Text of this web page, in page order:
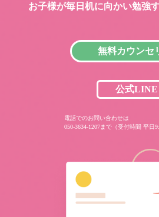
お子様が毎日机に向かい勉強
無料カウンセ
公式LINE
電話でのお問い合わせは
050-3634-1207まで（受付時間 平日